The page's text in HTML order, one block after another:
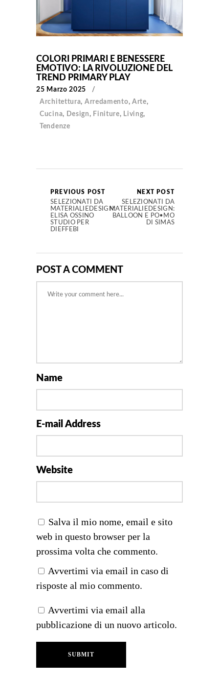
COLORI PRIMARI E BENESSERE
EMOTIVO: LA RIVOLUZIONE DEL
TREND PRIMARY PLAY
25 Marzo 2025
Architettura, Arredamento, Arte,
Cucina, Design, Finiture, Living,
Tendenze
PREVIOUS POST
SELEZIONATI DA
MATERIALIEDESIGN:
ELISA OSSINO
STUDIO PER
DIEFFEBI
NEXT POST
SELEZIONATI DA
MATERIALIEDESIGN:
BALLOON E PO•MO
DI SIMAS
POST A COMMENT
Name
E-mail Address
Website
Salva il mio nome, email e sito
web in questo browser per la
prossima volta che commento.
Avvertimi via email in caso di
risposte al mio commento.
Avvertimi via email alla
pubblicazione di un nuovo articolo.
SUBMIT